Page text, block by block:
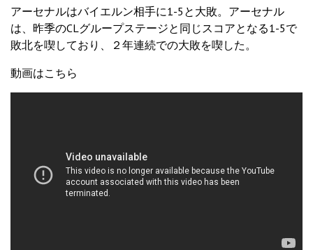
アーセナルはバイエルン相手に1-5と大敗。アーセナル
は、昨季のCLグループステージと同じスコアとなる1-5で
敗北を喫しており、２年連続での大敗を喫した。
動画はこちら